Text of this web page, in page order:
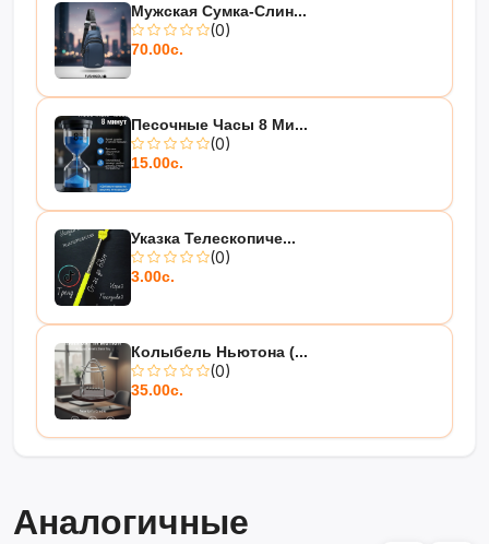
Мужская Сумка-Слин...
(0)
70.00с.
Песочные Часы 8 Ми...
(0)
15.00с.
Указка Телескопиче...
(0)
3.00с.
Колыбель Ньютона (...
(0)
35.00с.
Аналогичные